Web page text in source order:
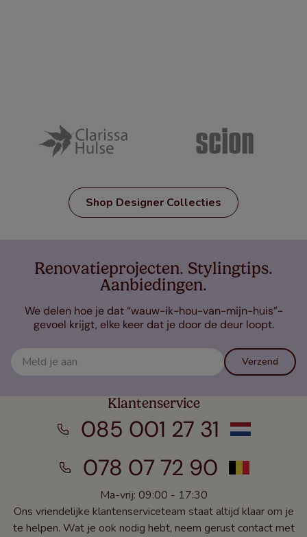
Shop Designer Collecties
Renovatieprojecten. Stylingtips.
Aanbiedingen.
We delen hoe je dat “wauw-ik-hou-van-mijn-huis”-
gevoel krijgt, elke keer dat je door de deur loopt.
Verzend
Klantenservice
085 001 27 31
078 07 72 90
Ma-vrij: 09:00 - 17:30
Ons vriendelijke klantenserviceteam staat altijd klaar om je
te helpen. Wat je ook nodig hebt, neem gerust contact met